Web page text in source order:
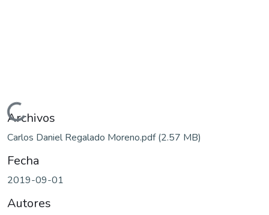
Cargando...
Archivos
Carlos Daniel Regalado Moreno.pdf(2.57 MB)
Fecha
2019-09-01
Autores